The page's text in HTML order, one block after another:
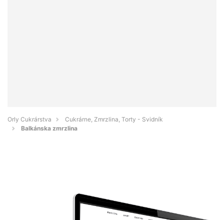
Orly Cukrárstva
Cukrárne, Zmrzlina, Torty - Svidník
Balkánska zmrzlina